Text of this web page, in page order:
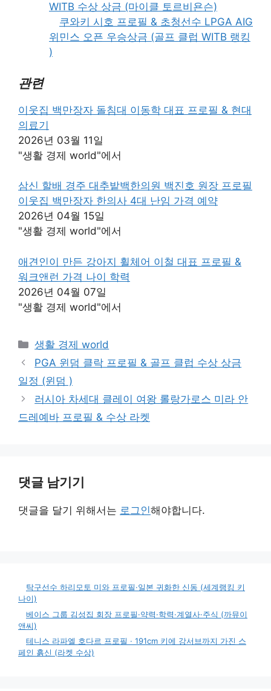
WITB 수상 상금 (마이클 토르비욘슨)
쿠와키 시호 프로필 & 초청선수 LPGA AIG
위민스 오픈 우승상금 (골프 클럽 WITB 랭킹
)
관련
이웃집 백만장자 돌침대 이동학 대표 프로필 & 현대
의료기
2026년 03월 11일
"생활 경제 world"에서
삼신 할배 경주 대추밭백한의원 백진호 원장 프로필
이웃집 백만장자 한의사 4대 난임 가격 예약
2026년 04월 15일
"생활 경제 world"에서
애견인이 만든 강아지 휠체어 이철 대표 프로필 &
워크앤런 가격 나이 학력
2026년 04월 07일
"생활 경제 world"에서
카
테
리
생활 경제 world
PGA 윈덤 클락 프로필 & 골프 클럽 수상 상금
일정 (윈덤 )
러시아 차세대 클레이 여왕 롤랑가로스 미라 안
드레예바 프로필 & 수상 라켓
댓글 남기기
댓글을 달기 위해서는 로그인해야합니다.
탁구선수 하리모토 미와 프로필·일본 귀화한 신동 (세계랭킹 키
나이)
베이스 그룹 김성집 회장 프로필·약력·학력·계열사·주식 (까뮤이
앤씨)
테니스 라파엘 호다르 프로필 · 191cm 키에 강서브까지 가진 스
페인 흙신 (라켓 수상)